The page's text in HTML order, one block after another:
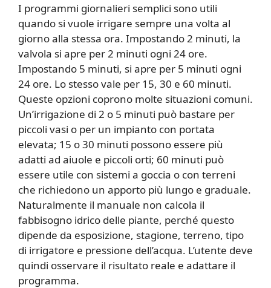
I programmi giornalieri semplici sono utili
quando si vuole irrigare sempre una volta al
giorno alla stessa ora. Impostando 2 minuti, la
valvola si apre per 2 minuti ogni 24 ore.
Impostando 5 minuti, si apre per 5 minuti ogni
24 ore. Lo stesso vale per 15, 30 e 60 minuti.
Queste opzioni coprono molte situazioni comuni.
Un’irrigazione di 2 o 5 minuti può bastare per
piccoli vasi o per un impianto con portata
elevata; 15 o 30 minuti possono essere più
adatti ad aiuole e piccoli orti; 60 minuti può
essere utile con sistemi a goccia o con terreni
che richiedono un apporto più lungo e graduale.
Naturalmente il manuale non calcola il
fabbisogno idrico delle piante, perché questo
dipende da esposizione, stagione, terreno, tipo
di irrigatore e pressione dell’acqua. L’utente deve
quindi osservare il risultato reale e adattare il
programma.